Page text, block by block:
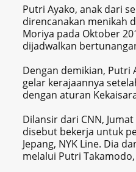
Putri Ayako, anak dari
direncanakan menikah
Moriya pada Oktober
dijadwalkan
Dengan demikian, Putri
gelar kerajaannya
dengan aturan
Dilansir dari CNN,
disebut bekerja untuk
Jepang, NYK Line. Dia
melalui Putri